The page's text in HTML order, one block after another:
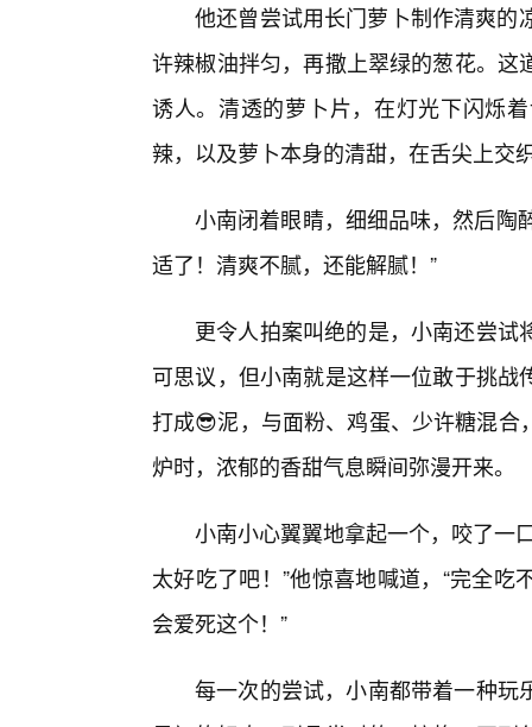
他还曾尝试用长门萝卜制作清爽的
许辣椒油拌匀，再撒上翠绿的葱花。
诱人。清透的萝卜片，在灯光下闪烁
辣，以及萝卜本身的清甜，在舌尖上交
小南闭着眼睛，细细品味，然后陶
适了！清爽不腻，还能解腻！”
更令人拍案叫绝的是，小南还尝
可思议，但小南就是这样一位敢于挑
打成😎泥，与面粉、鸡蛋、少许糖混
炉时，浓郁的香甜气息瞬间弥漫开来。
小南小心翼翼地拿起一个，咬了
太好吃了吧！”他惊喜地喊道，“完全
会爱死这个！”
每一次的尝试，小南都带着一种玩